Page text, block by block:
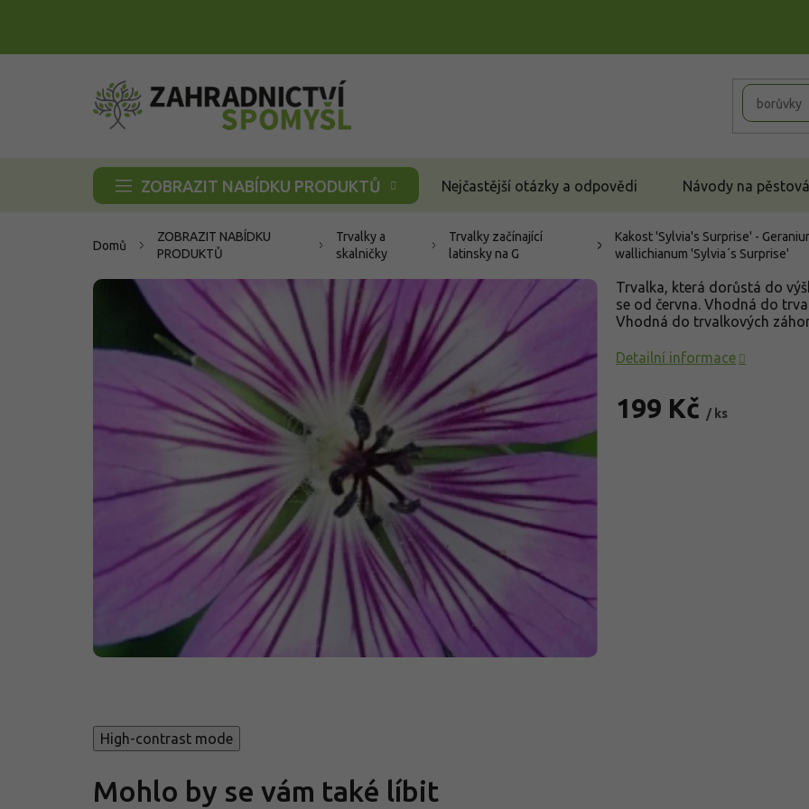
ZOBRAZIT NABÍDKU PRODUKTŮ Nejčastější otázky a odpovědi Návody na
Domů
ZOBRAZIT NABÍDKU
PRODUKTŮ
Trvalky a
skalničky
Trvalky začínající
latinsky na G
Kakost 'Sylvia's Surprise' -
wallichianum 'Sylvia´s Surprise'
199 Kč / ks
Trvalka, která dorůstá do
se od června. Vhodná do
Vhodná do trvalkových
Detailní informace
High-contrast mode
Mohlo by se vám také líbit